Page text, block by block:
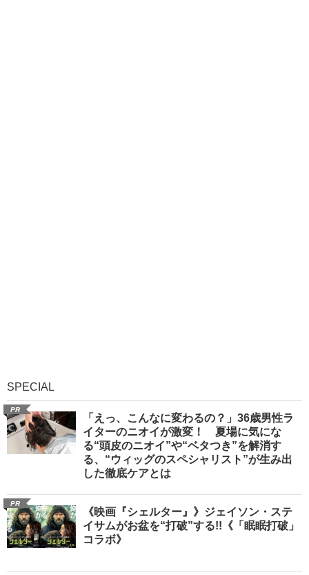
SPECIAL
PR
「えっ、こんなに変わるの？」36歳男性ラ
イターのニオイが激変！ 夏場に気にな
る“頭皮のニオイ”や“ベタつき”を解消す
る、“ウィッグのスペシャリスト”が生み出
した徹底ケアとは
PR
《映画『シェルター』》ジェイソン・ステ
イサムがお盆を“打破”する!!《「眠眠打破」
コラボ》